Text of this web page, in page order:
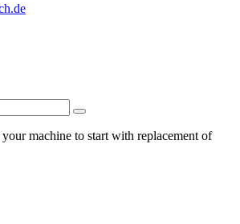
machine to start with replacement of